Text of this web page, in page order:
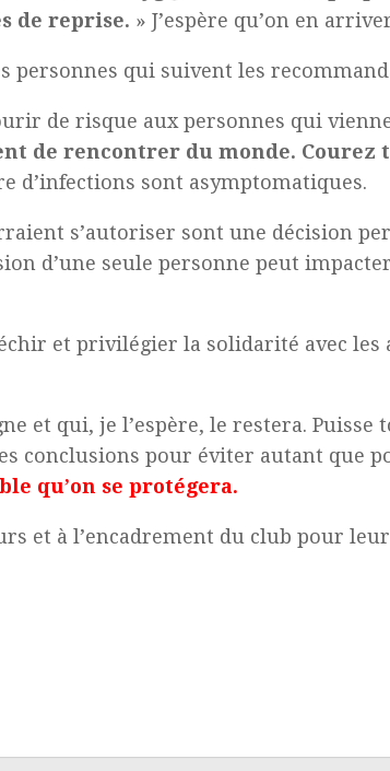
de reprise. » J’espère qu’on en
personnes qui suivent les
de risque aux personnes qui
de rencontrer du monde.
d’infections sont asymptomatiques.
s’autoriser sont une décision
d’une seule personne peut
et privilégier la solidarité avec
et qui, je l’espère, le restera.
conclusions pour éviter autant que
qu’on se protégera.
et à l’encadrement du club pour